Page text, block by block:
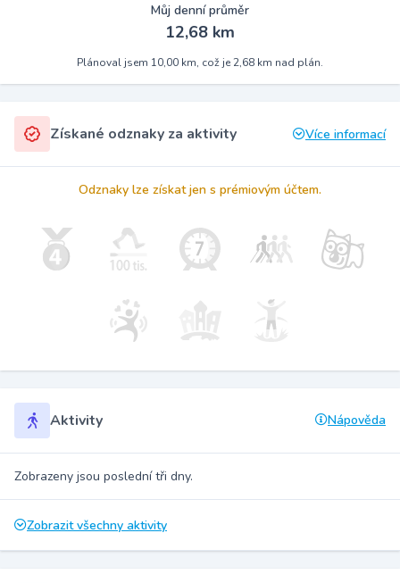
Můj denní průměr
12,68 km
Plánoval jsem 10,00 km, což je 2,68 km nad plán.
Získané odznaky za aktivity Více informací
Odznaky lze získat jen s prémiovým účtem.
Aktivity Nápověda
Zobrazeny jsou poslední tři dny.
Zobrazit všechny aktivity